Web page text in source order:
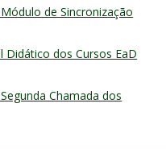
de Sincronização
dos Cursos EaD
Chamada dos